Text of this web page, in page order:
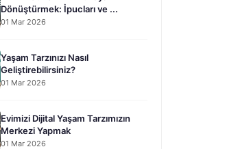
Dönüştürmek: İpucları ve ...
01 Mar 2026
Yaşam Tarzınızı Nasıl
Geliştirebilirsiniz?
01 Mar 2026
Evimizi Dijital Yaşam Tarzımızın
Merkezi Yapmak
01 Mar 2026